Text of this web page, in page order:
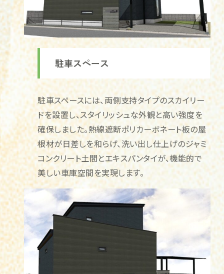
駐車スペース
駐車スペースには、両側支持タイプのスカイリー
ドを設置し、スタイリッシュな外観と高い強度を
確保しました。熱線遮断ポリカーボネート板の屋
根材が日差しを和らげ、洗い出し仕上げのジャミ
コンクリート土間とエキスパンタイが、機能的で
美しい車庫空間を実現します。